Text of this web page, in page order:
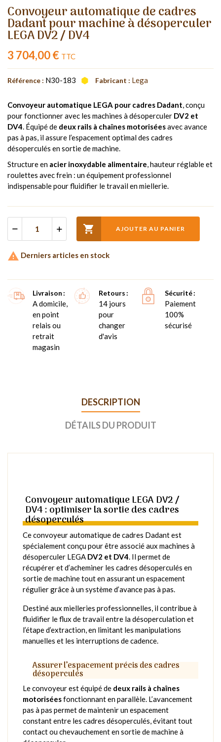
Convoyeur automatique de cadres
Dadant pour machine à désoperculer
LEGA DV2 / DV4
3 704,00 € TTC
Référence : N30-183 Fabricant : Lega
Convoyeur automatique LEGA pour cadres Dadant, conçu
pour fonctionner avec les machines à désoperculer DV2 et
DV4. Équipé de deux rails à chaînes motoriséesavec avance
pas à pas, il assure l’espacement optimal des cadres
désoperculés en sortie de machine.
Structure en acier inoxydable alimentaire, hauteur réglable et
roulettes avec frein : un équipement professionnel
indispensable pour fluidifier le travail en miellerie.
 AJOUTER AU PANIER
 Derniers articles en stock
Livraison
A domicile,
en point
relais ou
retrait
magasin
Retours
14 jours
pour
changer
d'avis
Sécurité
Paiement
100%
sécurisé
DESCRIPTION
DÉTAILS DU PRODUIT
Convoyeur automatique LEGA DV2 /
DV4 : optimiser la sortie des cadres
désoperculés
Ce convoyeur automatique de cadres Dadant est
spécialement conçu pour être associé aux machines à
désoperculer LEGA DV2 et DV4. Il permet de
récupérer et d’acheminer les cadres désoperculés en
sortie de machine tout en assurant un espacement
régulier grâce à un système d’avance pas à pas.
Destiné aux mielleries professionnelles, il contribue à
fluidifier le flux de travail entre la désoperculation et
l’étape d’extraction, en limitant les manipulations
manuelles et les interruptions de cadence.
Assurer l’espacement précis des cadres
désoperculés
Le convoyeur est équipé de deux rails à chaînes
motoriséesfonctionnant en parallèle. L’avancement
pas à pas permet de maintenir un espacement
constant entre les cadres désoperculés, évitant tout
contact ou chevauchement en sortie de machine à